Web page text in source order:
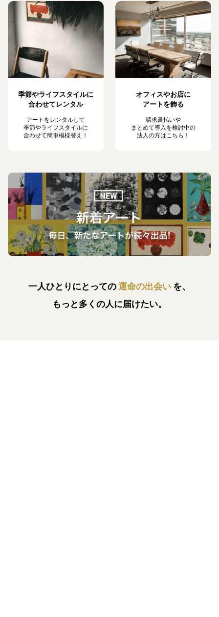
季節やライフスタイルに
合わせてレンタル
アートをレンタルして
季節やライフスタイルに
合わせて簡単模様替え！
オフィスやお店に
アートを飾る
請求書払いや
まとめて導入を検討中の
法人の方はこちら！
一人ひとりにとっての運命の出会い を、
もっと多くの人に届けたい。